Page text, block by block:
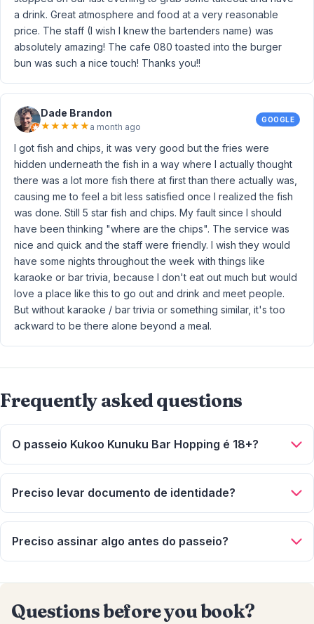
a drink. Great atmosphere and food at a very reasonable
price. The staff (I wish I knew the bartenders name) was
absolutely amazing! The cafe 080 toasted into the burger
bun was such a nice touch! Thanks you!!
Dade Brandon
★★★★★ a month ago
GOOGLE
I got fish and chips, it was very good but the fries were
hidden underneath the fish in a way where I actually thought
there was a lot more fish there at first than there actually was,
causing me to feel a bit less satisfied once I realized the fish
was done. Still 5 star fish and chips. My fault since I should
have been thinking "where are the chips". The service was
nice and quick and the staff were friendly. I wish they would
have some nights throughout the week with things like
karaoke or bar trivia, because I don't eat out much but would
love a place like this to go out and drink and meet people.
But without karaoke / bar trivia or something similar, it's too
ackward to be there alone beyond a meal.
Frequently asked questions
O passeio Kukoo Kunuku Bar Hopping é 18+?
Sim, confirmado 18+, não são permitidas crianças.
Preciso levar documento de identidade?
Sim, leve seu documento de identidade, é necessário nos
bares ao longo do trajeto.
Preciso assinar algo antes do passeio?
receberá um horário de busca e um termo de
responsabilidade para assinar.
Questions before you book?